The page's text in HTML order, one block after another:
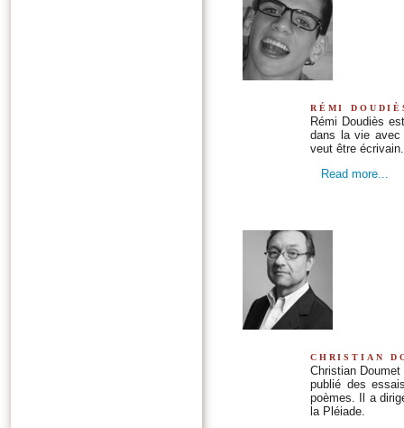
rémi
Rémi Doudiès
dans la vie avec
veut être écrivain.
Read more...
christian
Christian
publié des
poèmes. Il a
la Pléiade.